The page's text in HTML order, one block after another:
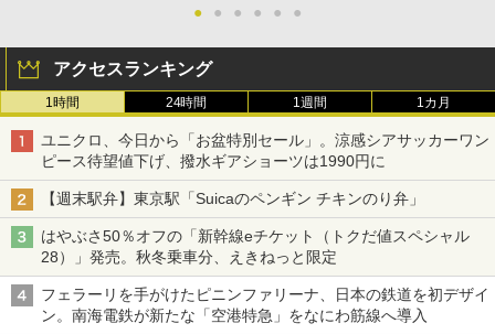
● ● ● ● ● ●
アクセスランキング
1時間 24時間 1週間 1カ月
ユニクロ、今日から「お盆特別セール」。涼感シアサッカーワン
ピース待望値下げ、撥水ギアショーツは1990円に
【週末駅弁】東京駅「Suicaのペンギン チキンのり弁」
はやぶさ50％オフの「新幹線eチケット（トクだ値スペシャル
28）」発売。秋冬乗車分、えきねっと限定
フェラーリを手がけたピニンファリーナ、日本の鉄道を初デザイ
ン。南海電鉄が新たな「空港特急」をなにわ筋線へ導入